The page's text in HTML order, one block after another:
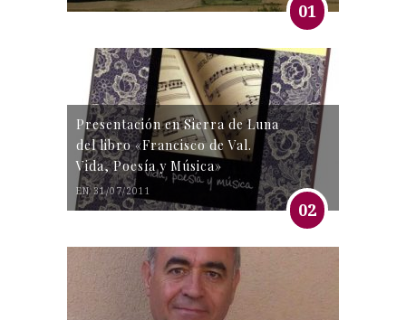
01
Presentación en Sierra de Luna
del libro «Francisco de Val.
Vida, Poesía y Música»
EN 31/07/2011
02